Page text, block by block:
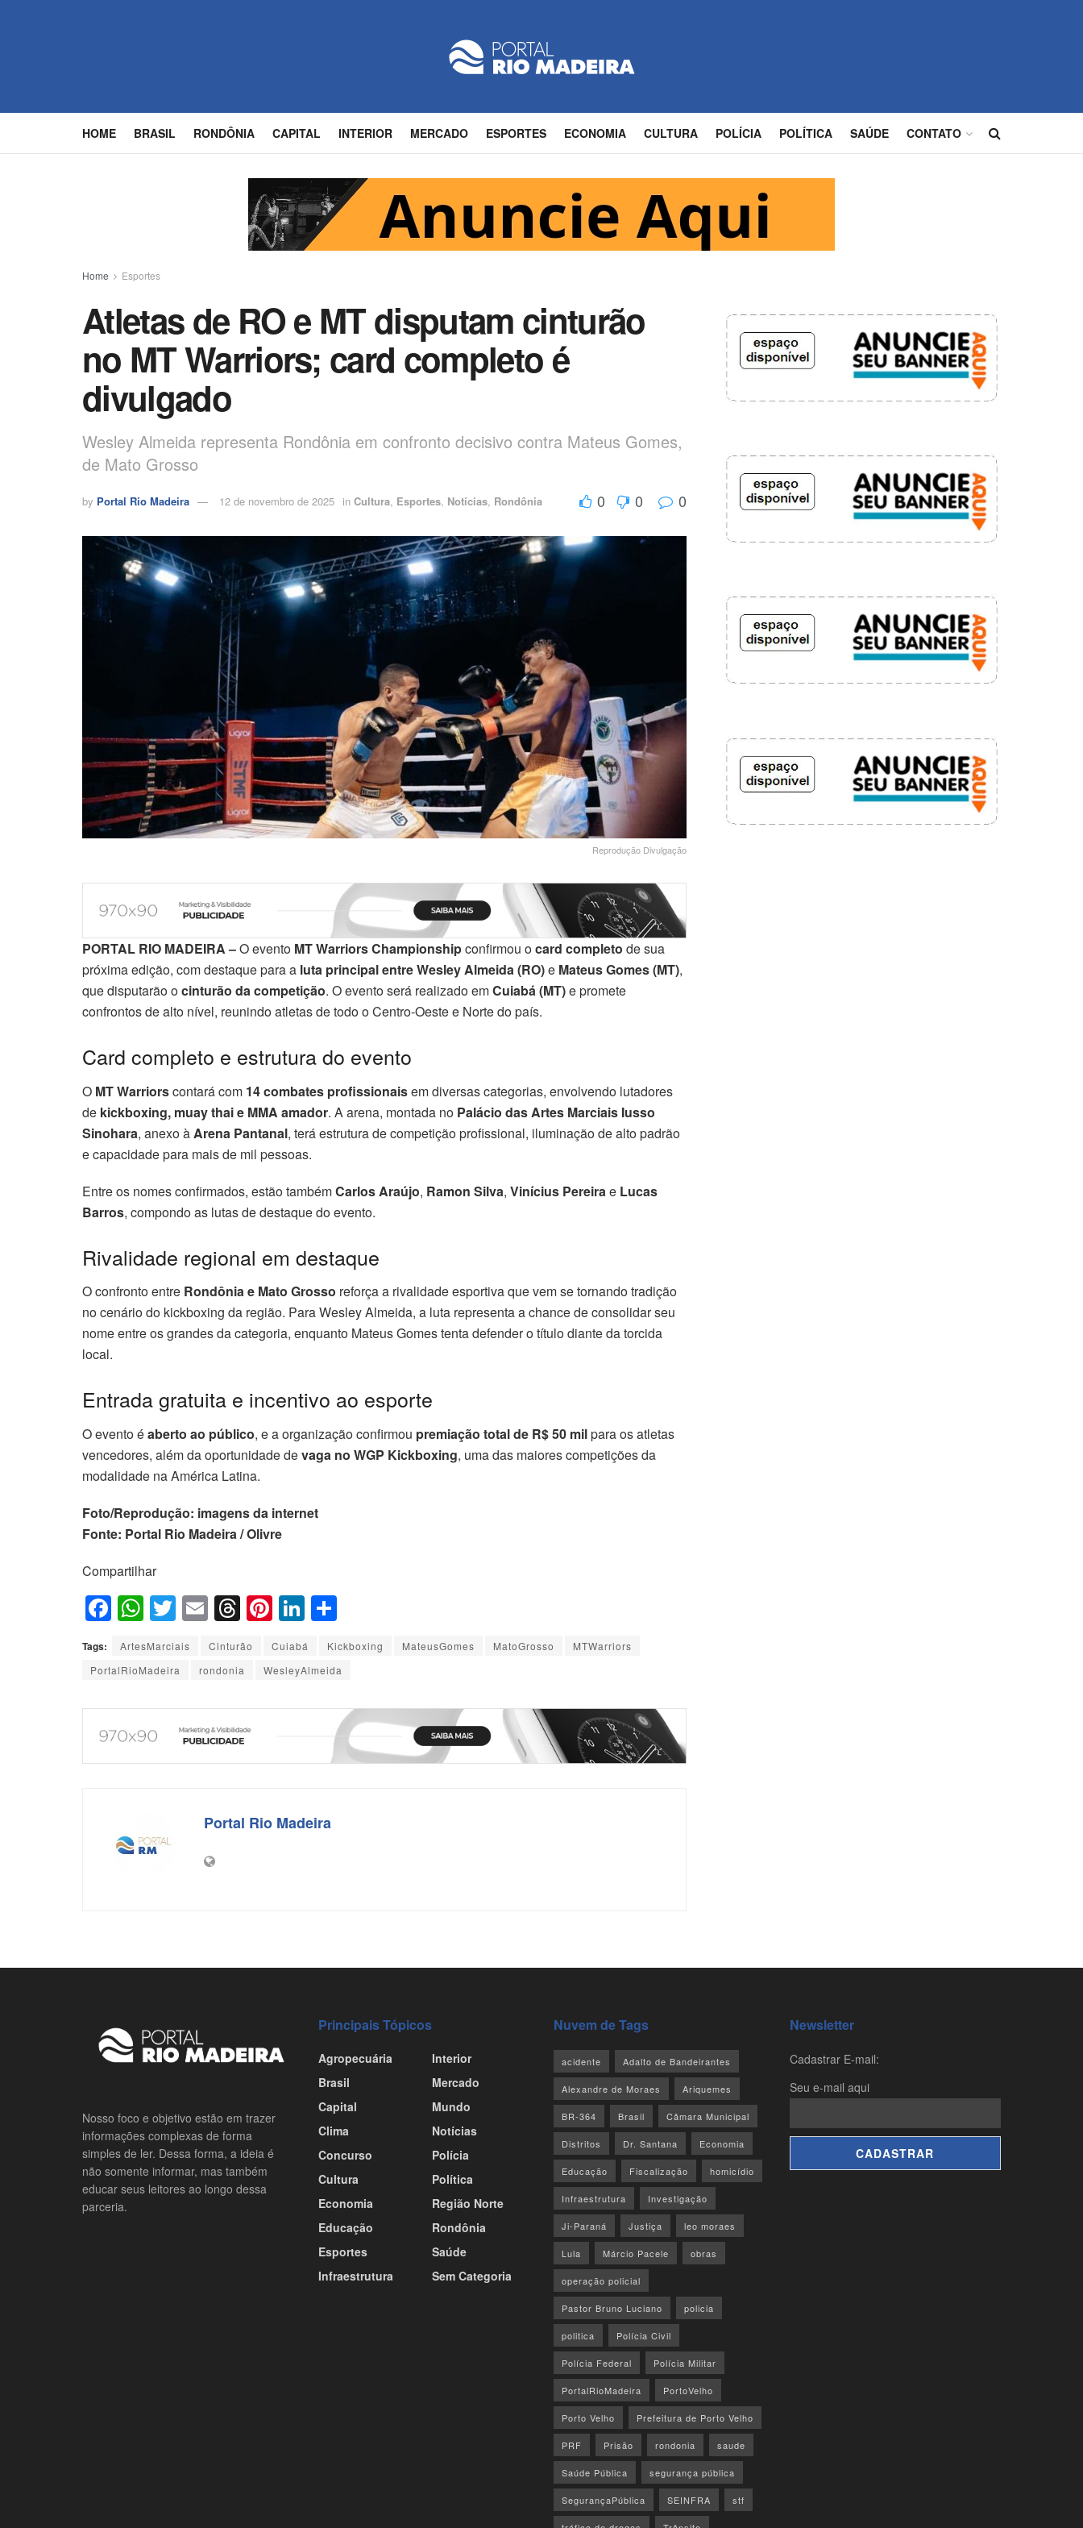
HOME BRASIL RONDÔNIA CAPITAL INTERIOR MERCADO ESPORTES ECONOMIA CULTURA POLÍCIA POLÍTICA SAÚDE CONTATO
Home Esportes
Atletas de RO e MT disputam cinturão
no MT Warriors; card completo é
divulgado
Wesley Almeida representa Rondônia em confronto decisivo contra Mateus Gomes,
de Mato Grosso
by Portal Rio Madeira 12 de novembro de 2025 in Cultura, Esportes, Notícias, Rondônia 0 0 0
Reprodução Divulgação
PORTAL RIO MADEIRA –O evento MT Warriors Championshipconfirmou ocard completo de sua
próxima edição, com destaque para a luta principal entre Wesley Almeida (RO)e Mateus Gomes (MT),
que disputarão ocinturão da competição. O evento será realizado emCuiabá (MT)e promete
confrontos de alto nível, reunindo atletas de todo o Centro-Oeste e Norte do país.
Card completo e estrutura do evento
O MT Warriorscontará com 14 combates profissionaisem diversas categorias, envolvendo lutadores
de kickboxing, muay thai e MMA amador. A arena, montada no Palácio das Artes Marciais Iusso
Sinohara, anexo àArena Pantanal, terá estrutura de competição profissional, iluminação de alto padrão
e capacidade para mais de mil pessoas.
Entre os nomes confirmados, estão tambémCarlos Araújo, Ramon Silva, Vinícius Pereirae Lucas
Barros, compondo as lutas de destaque do evento.
Rivalidade regional em destaque
O confronto entre Rondônia e Mato Grosso reforça a rivalidade esportiva que vem se tornando tradição
no cenário do kickboxing da região. Para Wesley Almeida, a luta representa a chance de consolidar seu
nome entre os grandes da categoria, enquanto Mateus Gomes tenta defender o título diante da torcida
local.
Entrada gratuita e incentivo ao esporte
O evento éaberto ao público, e a organização confirmou premiação total de R$ 50 milpara os atletas
vencedores, além da oportunidade devaga no WGP Kickboxing, uma das maiores competições da
modalidade na América Latina.
Foto/Reprodução: imagens da internet
Fonte: Portal Rio Madeira / Olivre
Compartilhar
F
a
c
e
b
o
o
W
h
at
s
A
p
p
T
wi
tt
er
E
m
ail
T
hr
e
a
d
s
Pi
nt
er
e
st
Li
n
k
e
dI
h
ar
e
Tags: ArtesMarciais Cinturão Cuiabá Kickboxing MateusGomes MatoGrosso
MTWarriors
PortalRioMadeira
rondonia WesleyAlmeida
Portal Rio Madeira
Nosso foco e objetivo estão em trazer
informações complexas de forma
simples de ler. Dessa forma, a ideia é
não somente informar, mas também
educar seus leitores ao longo dessa
parceria.
Principais Tópicos
Agropecuária
Brasil
Capital
Clima
Concurso
Cultura
Economia
Educação
Esportes
Infraestrutura
Interior
Mercado
Mundo
Notícias
Polícia
Política
Região Norte
Rondônia
Saúde
Sem Categoria
Nuvem de Tags
acidente Adalto de Bandeirantes
Alexandre de Moraes Ariquemes
BR-364 Brasil Câmara Municipal
Distritos Dr. Santana Economia
Educação Fiscalização homicídio
Infraestrutura Investigação
Ji-Paraná Justiça leo moraes
Lula Márcio Pacele obras
operação policial
Pastor Bruno Luciano policia
politica Polícia Civil
Polícia Federal Polícia Militar
PortalRioMadeira PortoVelho
Porto Velho Prefeitura de Porto Velho
PRF Prisão rondonia saude
Saúde Pública segurança pública
SegurançaPública SEINFRA stf
Newsletter
Cadastrar E-mail:
Seu e-mail aqui